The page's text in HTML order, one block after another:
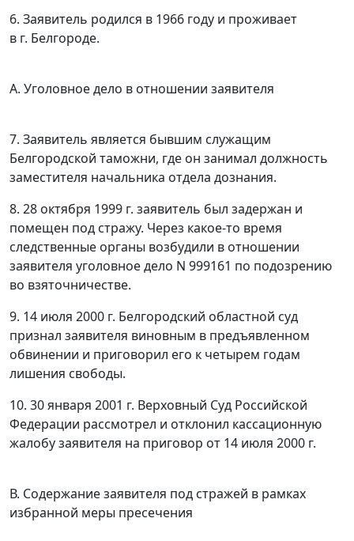
6. Заявитель родился в 1966 году и проживает
в г. Белгороде.
А. Уголовное дело в отношении заявителя
7. Заявитель является бывшим служащим
Белгородской таможни, где он занимал должность
заместителя начальника отдела дознания.
8. 28 октября 1999 г. заявитель был задержан и
помещен под стражу. Через какое-то время
следственные органы возбудили в отношении
заявителя уголовное дело N 999161 по подозрению
во взяточничестве.
9. 14 июля 2000 г. Белгородский областной суд
признал заявителя виновным в предъявленном
обвинении и приговорил его к четырем годам
лишения свободы.
10. 30 января 2001 г. Верховный Суд Российской
Федерации рассмотрел и отклонил кассационную
жалобу заявителя на приговор от 14 июля 2000 г.
В. Содержание заявителя под стражей в рамках
избранной меры пресечения